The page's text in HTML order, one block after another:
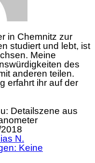
in Chemnitz zur
studiert und lebt, ist
Meine
des
anderen teilen.
erfahrt ihr auf der
Detailszene aus
N.
Keine